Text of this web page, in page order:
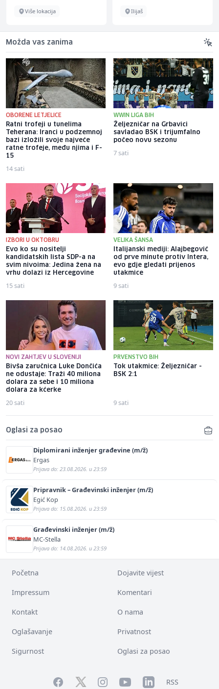
Više lokacija Ilijaš
Možda vas zanima
OBORENE LETJELICE
Ratni trofeji u tunelima
Teherana: Iranci u podzemnoj
bazi izložili svoje najveće
ratne trofeje, među njima i F-
15
14 sati
WWIN LIGA BIH
Željezničar na Grbavici
savladao BSK i trijumfalno
počeo novu sezonu
7 sati
IZBORI U OKTOBRU
Evo ko su nositelji
kandidatskih lista SDP-a na
svim nivoima: Jedina žena na
vrhu dolazi iz Hercegovine
15 sati
VELIKA ŠANSA
Italijanski mediji: Alajbegović
od prve minute protiv Intera,
evo gdje gledati prijenos
utakmice
9 sati
NOVI ZAHTJEV U SLOVENIJI
Bivša zaručnica Luke Dončića
ne odustaje: Traži 40 miliona
dolara za sebe i 10 miliona
dolara za kćerke
20 sati
PRVENSTVO BIH
Tok utakmice: Željezničar -
BSK 2:1
9 sati
Oglasi za posao
Diplomirani inženjer građevine (m/ž)
Ergas
Prijava do: 23.08.2026. u 23:59
Pripravnik – Građevinski inženjer (m/ž)
Egić Kop
Prijava do: 15.08.2026. u 23:59
Građevinski inženjer (m/ž)
MC-Stella
Prijava do: 14.08.2026. u 23:59
Početna Dojavite vijest
Impressum Komentari
Kontakt O nama
Oglašavanje Privatnost
Sigurnost Oglasi za posao
FacebookTwitterInstagramYouTubeLinkedInRSS